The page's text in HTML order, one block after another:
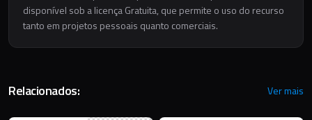
disponível sob a licença Gratuita, que permite o uso do recurso
tanto em projetos pessoais quanto comerciais.
Relacionados: Ver mais